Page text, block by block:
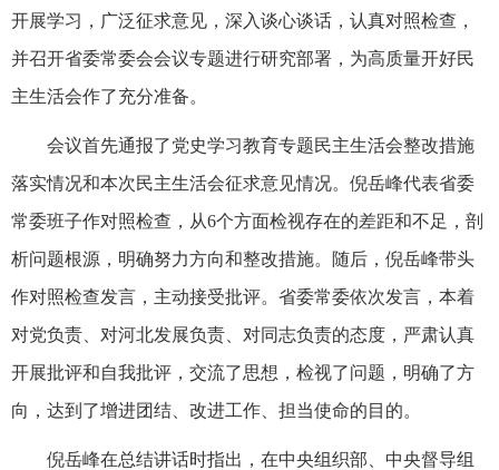
开展学习，广泛征求意见，深入谈心谈话，认真对照检查，
并召开省委常委会会议专题进行研究部署，为高质量开好民
主生活会作了充分准备。
会议首先通报了党史学习教育专题民主生活会整改措施
落实情况和本次民主生活会征求意见情况。倪岳峰代表省委
常委班子作对照检查，从6个方面检视存在的差距和不足，剖
析问题根源，明确努力方向和整改措施。随后，倪岳峰带头
作对照检查发言，主动接受批评。省委常委依次发言，本着
对党负责、对河北发展负责、对同志负责的态度，严肃认真
开展批评和自我批评，交流了思想，检视了问题，明确了方
向，达到了增进团结、改进工作、担当使命的目的。
倪岳峰在总结讲话时指出，在中央组织部、中央督导组